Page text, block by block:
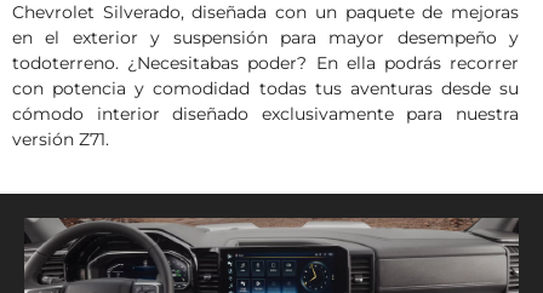
Chevrolet Silverado, diseñada con un paquete de mejoras
en el exterior y suspensión para mayor desempeño y
todoterreno. ¿Necesitabas poder? En ella podrás recorrer
con potencia y comodidad todas tus aventuras desde su
cómodo interior diseñado exclusivamente para nuestra
versión Z71.